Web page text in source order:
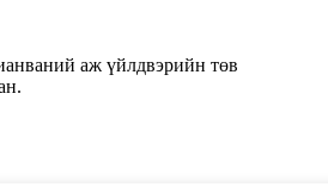
аж үйлдвэрийн төв